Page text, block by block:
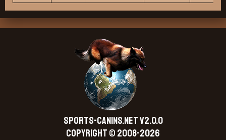
SPORTS-CANINS.NET V2.0.0
Copyright © 2008-2026